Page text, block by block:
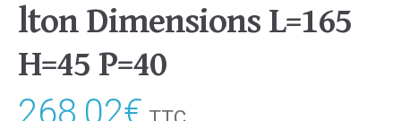
lton Dimensions L=165
H=45 P=40
268,02€